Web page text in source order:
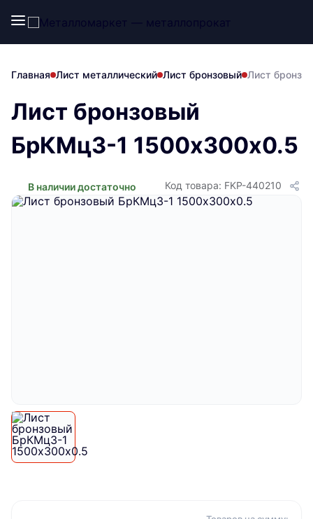
Главная Лист металлический Лист бронзовый Лист
Лист бронзовый
БрКМц3-1 1500х300х0.5
В наличии достаточно Код товара: FKP-440210